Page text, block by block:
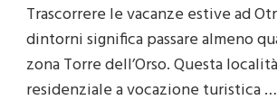
Trascorrere le vacanze estive ad
dintorni significa passare almeno
zona Torre dell’Orso. Questa
residenziale a vocazione turistica …